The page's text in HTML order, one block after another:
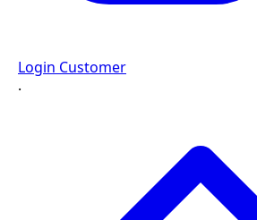
Login Customer
·